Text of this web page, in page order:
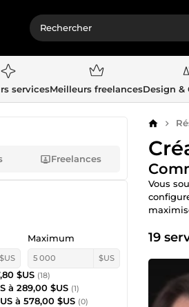
servicesMeilleurs freelancesDesign &
Accueil
Vous
19
Freelances
$US
Maximum
$US
$US (18)
à 289,00 $US (1)
à 578,00 $US (0)